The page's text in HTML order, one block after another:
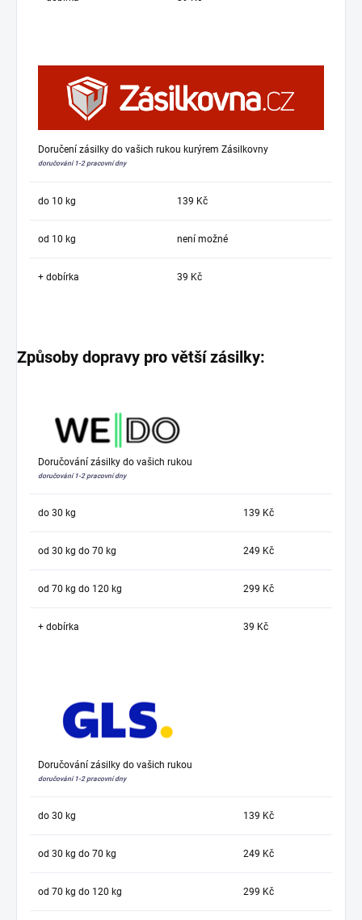
Doručení zásilky do vašich rukou kurýrem Zásilkovny
doručování 1-2 pracovní dny
do 10 kg 139 Kč
od 10 kg není možné
+ dobírka 39 Kč
Způsoby dopravy pro větší zásilky:
Doručování zásilky do vašich rukou
doručování 1-2 pracovní dny
do 30 kg 139 Kč
od 30 kg do 70 kg 249 Kč
od 70 kg do 120 kg 299 Kč
+ dobírka 39 Kč
Doručování zásilky do vašich rukou
doručování 1-2 pracovní dny
do 30 kg 139 Kč
od 30 kg do 70 kg 249 Kč
od 70 kg do 120 kg 299 Kč